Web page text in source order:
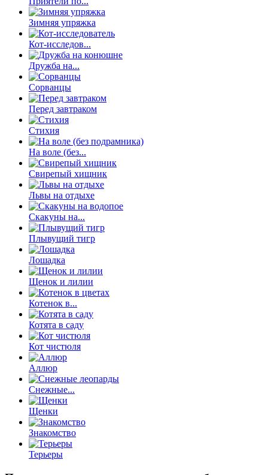
Зимняя упряжка
Кот-исследов...
Дружба на...
Сорванцы
Перед завтраком
Стихия
На воле (без...
Свирепый хищник
Львы на отдыхе
Скакуны на...
Плывущий тигр
Лошадка
Щенок и лилии
Котенок в...
Котята в саду
Кот чистюля
Аллюр
Снежные...
Щенки
Знакомство
Терьеры